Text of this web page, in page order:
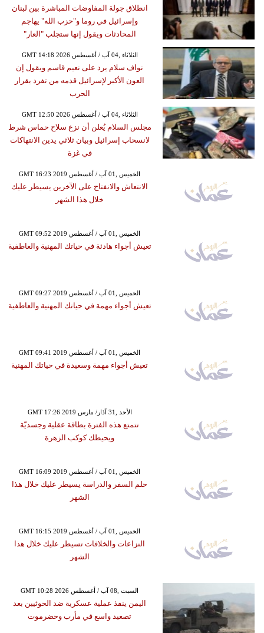
انطلاق جولة المفاوضات المباشرة بين لبنان
وإسرائيل في روما و"حزب الله" يهاجم
المحادثات ويقول إنها ستجلب "العار"
GMT 14:18 2026 الثلاثاء ,04 آب / أغسطس
نواف سلام يرد على نعيم قاسم ويقول إن
العون الأكبر لإسرائيل قدمه من تفرد بقرار
الحرب
GMT 12:50 2026 الثلاثاء ,04 آب / أغسطس
مجلس السلام يُعلن أن نزع سلاح حماس شرط
لانسحاب إسرائيل وبيان ثلاثي يدين الانتهاكات
في غزة
GMT 16:23 2019 الخميس ,01 آب / أغسطس
الانتعاش والانفتاح على الآخرين يسيطر عليك
خلال هذا الشهر
GMT 09:52 2019 الخميس ,01 آب / أغسطس
تعيش أجواء هادئة في حياتك المهنية والعاطفية
GMT 09:27 2019 الخميس ,01 آب / أغسطس
تعيش أجواء مهمة في حياتك المهنية والعاطفية
GMT 09:41 2019 الخميس ,01 آب / أغسطس
تعيش أجواء مهمة وسعيدة في حياتك المهنية
GMT 17:26 2019 الأحد ,31 آذار/ مارس
تتمتع هذه الفترة بطاقة عقلية وجسديّة
ويحيطك كوكب الزهرة
GMT 16:09 2019 الخميس ,01 آب / أغسطس
حلم السفر والدراسة يسيطر عليك خلال هذا
الشهر
GMT 16:15 2019 الخميس ,01 آب / أغسطس
النزاعات والخلافات تسيطر عليك خلال هذا
الشهر
GMT 10:28 2026 السبت ,08 آب / أغسطس
اليمن ينفذ عملية عسكرية ضد الحوثيين بعد
تصعيد واسع في مأرب وحضرموت